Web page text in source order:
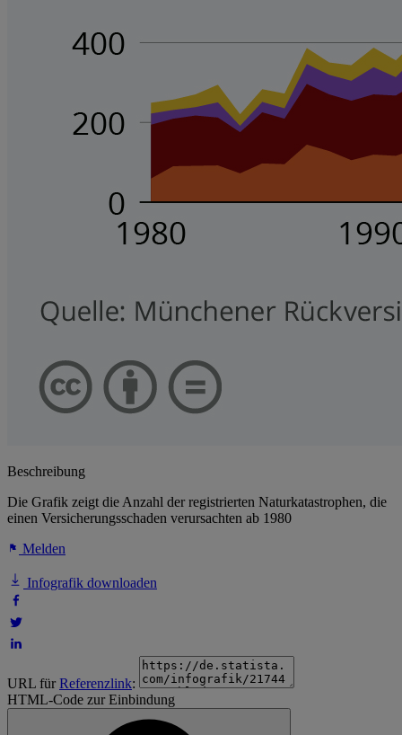
Beschreibung
Die Grafik zeigt die Anzahl der registrierten Naturkatastrophen, die
einen Versicherungsschaden verursachten ab 1980
Melden
Infografik downloaden
URL fürReferenzlink:
HTML-Code zur Einbindung